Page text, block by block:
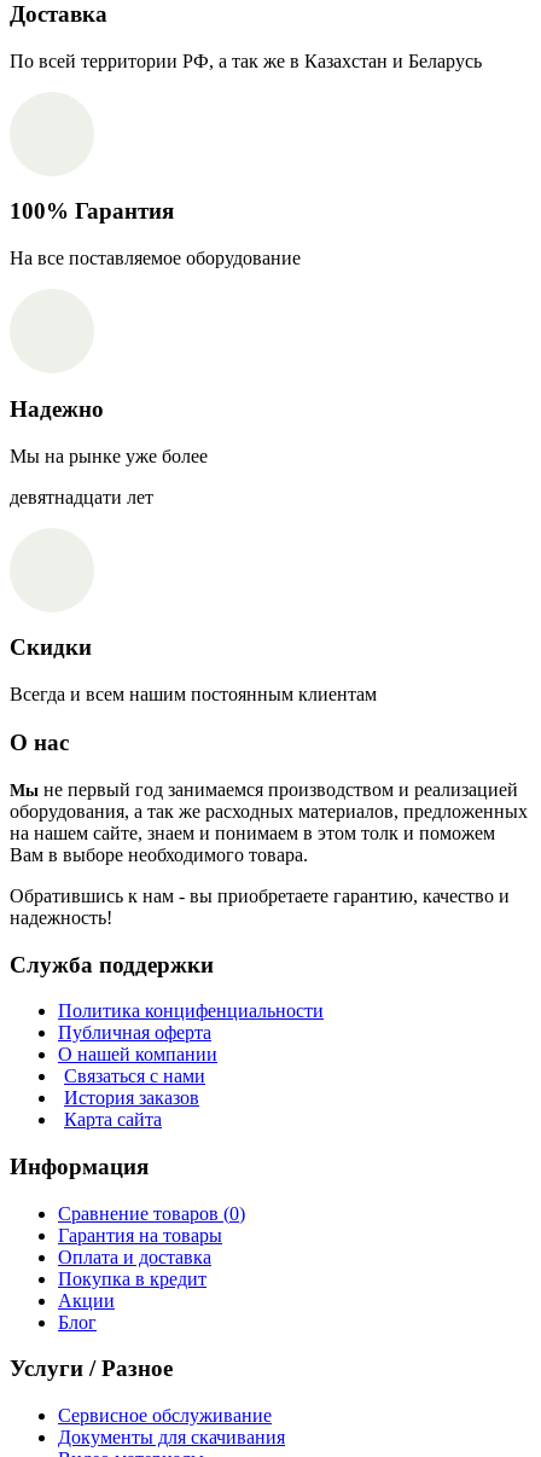
Доставка
По всей территории РФ, а так же в Казахстан и Беларусь
100% Гарантия
На все поставляемое оборудование
Надежно
Мы на рынке уже более
девятнадцати лет
Скидки
Всегда и всем нашим постоянным клиентам
О нас
Мы не первый год занимаемся производством и реализацией
оборудования, а так же расходных материалов, предложенных
на нашем сайте, знаем и понимаем в этом толк и поможем
Вам в выборе необходимого товара.
Обратившись к нам - вы приобретаете гарантию, качество и
надежность!
Служба поддержки
Политика концифенциальности
Публичная оферта
О нашей компании
Связаться с нами
История заказов
Карта сайта
Информация
Сравнение товаров (0)
Гарантия на товары
Оплата и доставка
Покупка в кредит
Акции
Блог
Услуги / Разное
Сервисное обслуживание
Документы для скачивания